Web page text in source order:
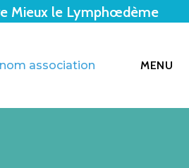
Mieux le Lymphœdème
MENU